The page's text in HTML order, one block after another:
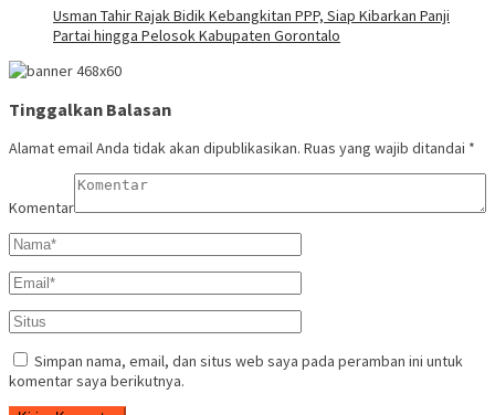
Usman Tahir Rajak Bidik Kebangkitan PPP, Siap Kibarkan Panji
Partai hingga Pelosok Kabupaten Gorontalo
Tinggalkan Balasan
Alamat email Anda tidak akan dipublikasikan. Ruas yang wajib ditandai *
Komentar
Simpan nama, email, dan situs web saya pada peramban ini untuk
komentar saya berikutnya.